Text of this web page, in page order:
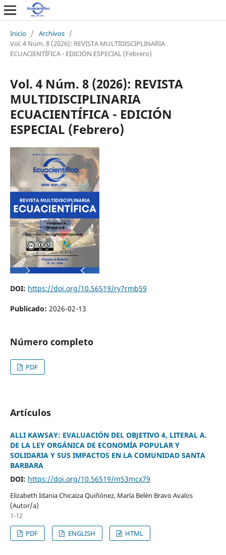
Inicio / Archivos /
Vol. 4 Núm. 8 (2026): REVISTA MULTIDISCIPLINARIA
ECUACIENTÍFICA - EDICIÓN ESPECIAL (Febrero)
Vol. 4 Núm. 8 (2026): REVISTA
MULTIDISCIPLINARIA
ECUACIENTÍFICA - EDICIÓN
ESPECIAL (Febrero)
DOI: https://doi.org/10.56519/ry7rmb59
Publicado: 2026-02-13
Número completo
PDF
Artículos
ALLI KAWSAY: EVALUACIÓN DEL OBJETIVO 4, LITERAL A.
DE LA LEY ORGÁNICA DE ECONOMÍA POPULAR Y
SOLIDARIA Y SUS IMPACTOS EN LA COMUNIDAD SANTA
BARBARA
DOI: https://doi.org/10.56519/m53mcx79
Elizabeth Idania Chicaiza Quiñónez, María Belén Bravo Avalos
(Autor/a)
1-12
PDF
ENGLISH HTML